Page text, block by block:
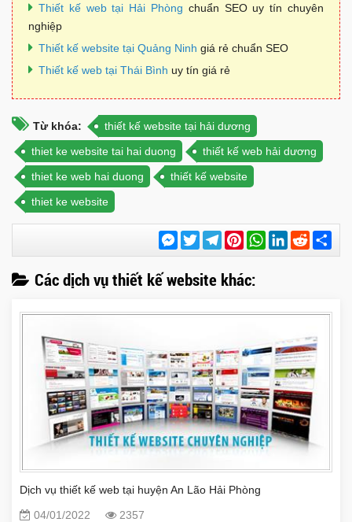
Thiết kế web tại Hải Phòng chuẩn SEO uy tín chuyên
nghiệp
Thiết kế website tại Quảng Ninh giá rẻ chuẩn SEO
Thiết kế web tại Thái Bình uy tín giá rẻ
Từ khóa:
thiết kế website tại hải dương
thiet ke website tai hai duong
thiết kế web hải dương
thiet ke web hai duong
thiết kế website
thiet ke website
Messenger
TwitterTelegramPinterestWhatsApp
LinkedInReddit
Các dịch vụ thiết kế website khác:
Dịch vụ thiết kế web tại huyện An Lão Hải Phòng
04/01/2022
2357